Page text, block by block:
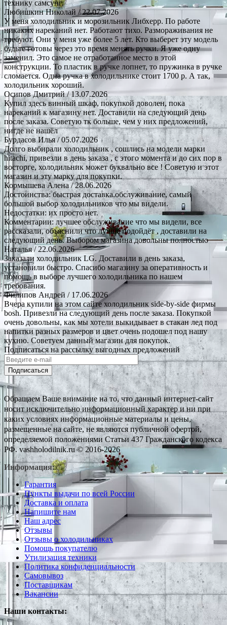
технику самсунг.
Любишкин Николай / 22.07.2026
У меня холодильник и морозильник Либхерр. По работе
никаких нареканий нет. Работают тихо. Размораживания не
требуют. Они у меня уже более 5 лет. Кто выберет эту модель
будьте готовы через это время менять ручки. Я уже одну
заменил. Это самое не отработанное место в этой
конструкции. То пластик в ручке лопнет, то пружинка в ручке
сломается. Одна ручка в холодильнике стоит 1700 р. А так,
холодильник хороший.
Осипов Дмитрий/ 13.07.2026
Купил здесь винный шкаф, покупкой доволен, пока
нареканий к магазину нет. Доставили на следующий день
после заказа. Советую тк больше, чем у них предложений,
нигде не нашёл
Бурдасов Илья/ 05.07.2026
Долго выбирали холодильник , сошлись на модели марки
hitachi, привезли в день заказа , с этого момента и до сих пор в
восторге, холодильник может буквально все ! Советую и этот
магазин и эту марку для покупки.
Кормышева Алена/ 28.06.2026
Достоинства: быстрая доставка.обслуживание, самый
большой выбор холодильников что мы видели.
Недостатки: их просто нет.
Комментарии: лучшее обслуживание что мы видели, все
рассказали, объяснили что лучше подойдёт , доставили на
следующий день. Выбором магазина довольны полностью
Наталья/ 22.06.2026
Заказали холодильник LG. Доставили в день заказа,
установили быстро. Спасибо магазину за оперативность и
помощь в выборе лучшего холодильника по нашем
требования.
Филипов Андрей / 17.06.2026
Вчера купили на этом сайте холодильник side-by-side фирмы
bosh. Привезли на следующий день после заказа. Покупкой
очень довольны, как мы хотели выкидывает в стакан лед под
напитки разных размеров и цвет очень подошел под нашу
кухню. Советуем данный магазин для покупок.
Подписаться на рассылку выгодных предложений
Подписаться
Обращаем Ваше внимание на то, что данный интернет-сайт
носит исключительно информационный характер и ни при
каких условиях информационные материалы и цены,
размещенные на сайте, не являются публичной офертой,
определяемой положениями Статьи 437 Гражданского кодекса
РФ. vashholodilnik.ru © 2016-2026
Информация:
Гарантия
Пункты выдачи по всей России
Доставка и оплата
Напишите нам
Наш адрес
Отзывы
Отзывы о холодильниках
Помощь покупателю
Утилизация техники
Политика конфиденциальности
Самовывоз
Поставщикам
Вакансии
Наши контакты: